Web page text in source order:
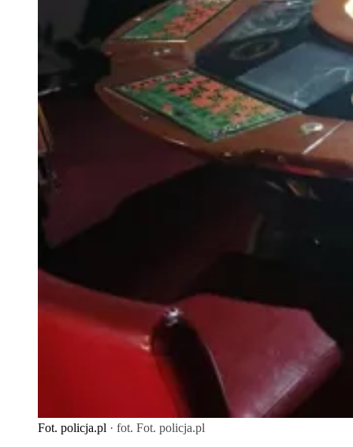
Fot. policja.pl · fot. Fot. policja.pl